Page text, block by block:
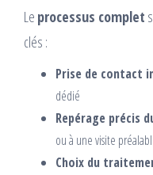
Le processus complet
clés :
Prise de contact
dédié
Repérage précis
ou à une visite
Choix du